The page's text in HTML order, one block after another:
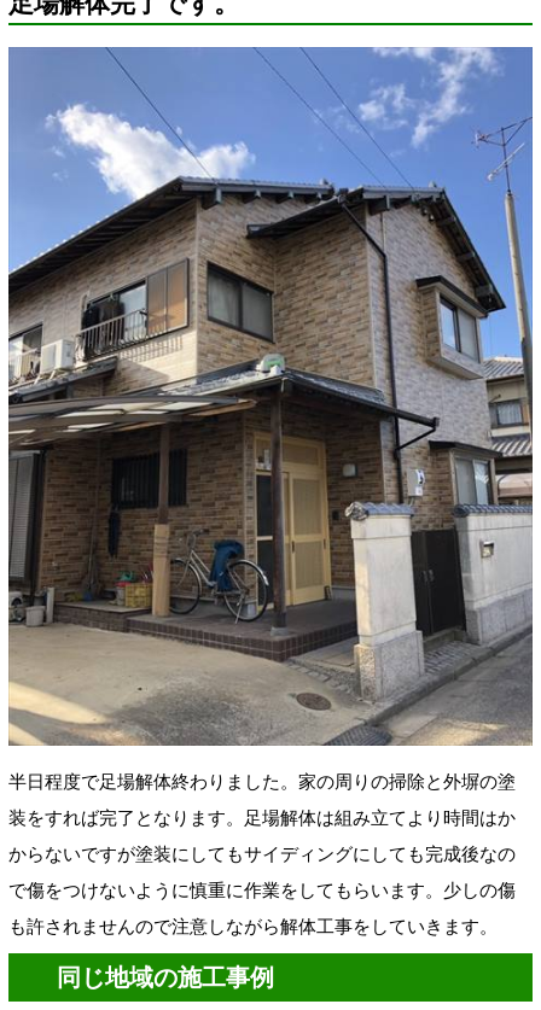
半日程度で足場解体終わりました。家の周りの掃除と外塀の塗
装をすれば完了となります。足場解体は組み立てより時間はか
からないですが塗装にしてもサイディングにしても完成後なの
で傷をつけないように慎重に作業をしてもらいます。少しの傷
も許されませんので注意しながら解体工事をしていきます。
同じ地域の施工事例